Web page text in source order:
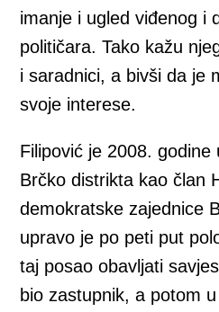
imanje i ugled viđenog i
političara. Tako kažu
i saradnici, a bivši da je
svoje interese.
Filipović je 2008. godine
Brčko distrikta kao član
demokratske zajednice
upravo je po peti put
taj posao obavljati
bio zastupnik, a potom